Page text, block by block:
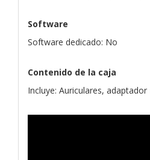
Software
Software dedicado: No
Contenido de la caja
Incluye: Auriculares,